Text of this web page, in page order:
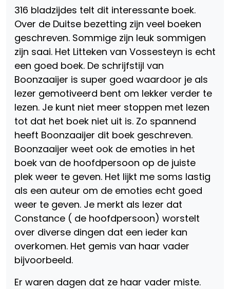
316 bladzijdes telt dit interessante boek.
Over de Duitse bezetting zijn veel boeken
geschreven. Sommige zijn leuk sommigen
zijn saai. Het Litteken van Vossesteyn is echt
een goed boek. De schrijfstijl van
Boonzaaijer is super goed waardoor je als
lezer gemotiveerd bent om lekker verder te
lezen. Je kunt niet meer stoppen met lezen
tot dat het boek niet uit is. Zo spannend
heeft Boonzaaijer dit boek geschreven.
Boonzaaijer weet ook de emoties in het
boek van de hoofdpersoon op de juiste
plek weer te geven. Het lijkt me soms lastig
als een auteur om de emoties echt goed
weer te geven. Je merkt als lezer dat
Constance ( de hoofdpersoon) worstelt
over diverse dingen dat een ieder kan
overkomen. Het gemis van haar vader
bijvoorbeeld.
Er waren dagen dat ze haar vader miste.